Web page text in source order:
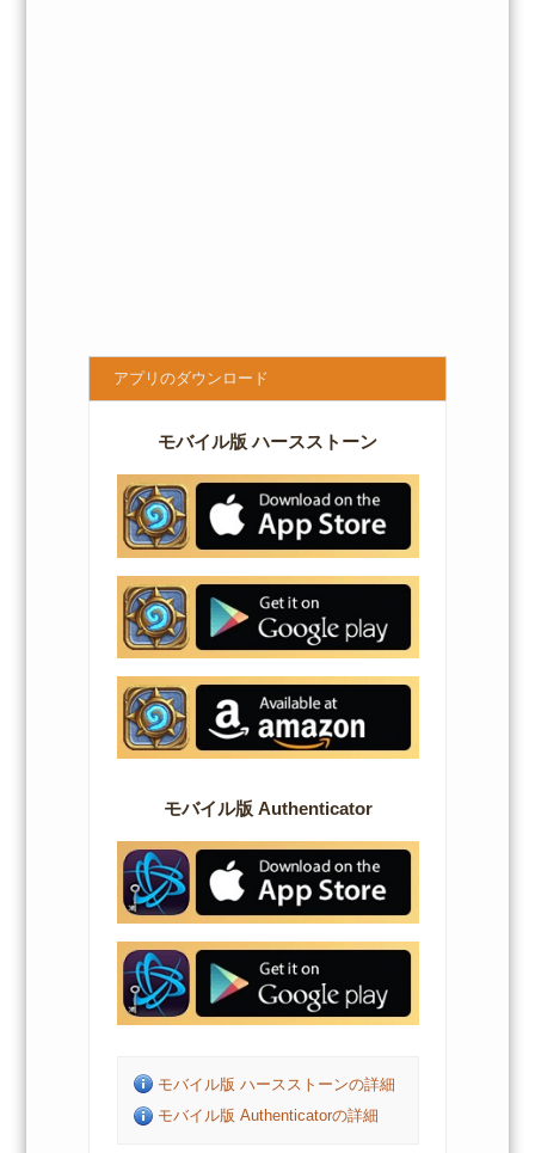
アプリのダウンロード
モバイル版 ハースストーン
モバイル版 Authenticator
モバイル版 ハースストーンの詳細
モバイル版 Authenticatorの詳細